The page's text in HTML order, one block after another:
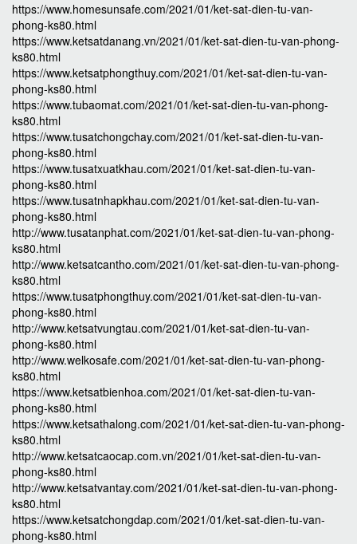
https://www.homesunsafe.com/2021/01/ket-sat-dien-tu-van-
phong-ks80.html
https://www.ketsatdanang.vn/2021/01/ket-sat-dien-tu-van-phong-
ks80.html
https://www.ketsatphongthuy.com/2021/01/ket-sat-dien-tu-van-
phong-ks80.html
https://www.tubaomat.com/2021/01/ket-sat-dien-tu-van-phong-
ks80.html
https://www.tusatchongchay.com/2021/01/ket-sat-dien-tu-van-
phong-ks80.html
https://www.tusatxuatkhau.com/2021/01/ket-sat-dien-tu-van-
phong-ks80.html
https://www.tusatnhapkhau.com/2021/01/ket-sat-dien-tu-van-
phong-ks80.html
http://www.tusatanphat.com/2021/01/ket-sat-dien-tu-van-phong-
ks80.html
http://www.ketsatcantho.com/2021/01/ket-sat-dien-tu-van-phong-
ks80.html
https://www.tusatphongthuy.com/2021/01/ket-sat-dien-tu-van-
phong-ks80.html
http://www.ketsatvungtau.com/2021/01/ket-sat-dien-tu-van-
phong-ks80.html
http://www.welkosafe.com/2021/01/ket-sat-dien-tu-van-phong-
ks80.html
https://www.ketsatbienhoa.com/2021/01/ket-sat-dien-tu-van-
phong-ks80.html
https://www.ketsathalong.com/2021/01/ket-sat-dien-tu-van-phong-
ks80.html
http://www.ketsatcaocap.com.vn/2021/01/ket-sat-dien-tu-van-
phong-ks80.html
http://www.ketsatvantay.com/2021/01/ket-sat-dien-tu-van-phong-
ks80.html
https://www.ketsatchongdap.com/2021/01/ket-sat-dien-tu-van-
phong-ks80.html